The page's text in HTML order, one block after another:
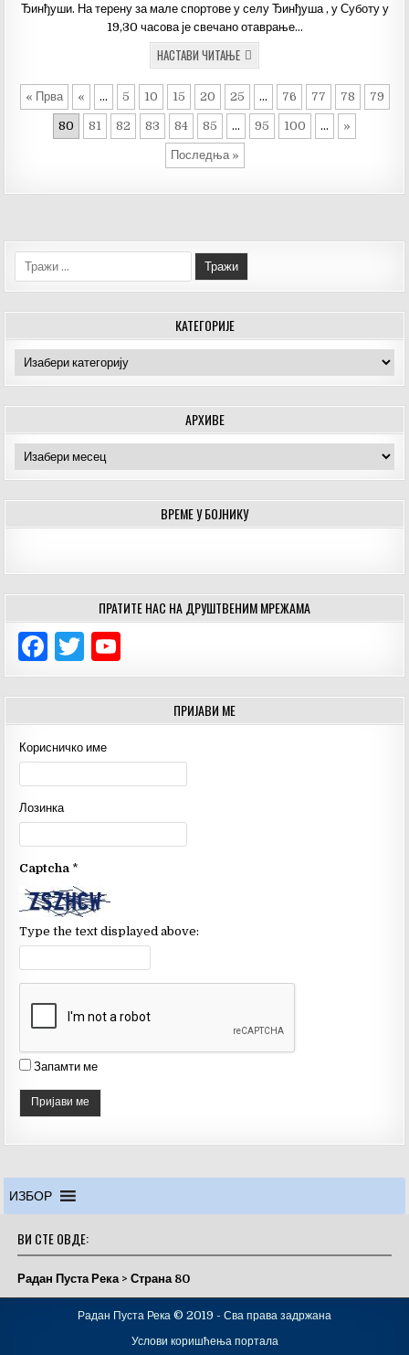
Ђинђуши. На терену за мале спортове у селу Ђинђуша , у Суботу у
19,30 часова је свечано отаврање…
НАСТАВИ ЧИТАЊЕИЗВУЧЕНИ
ПАРОВИ
ЛИГЕ
2020
–
ПРВО
КОЛО
У
« Прва « ... 5 10 15 20 25 ... 76 77 78 79
80 81 82 83 84 85 ... 95 100 ... »
Последња »
Тражи:
КАТЕГОРИЈЕ
Категорије
АРХИВЕ
Архиве
ВРЕМЕ У БОЈНИКУ
ПРАТИТЕ НАС НА ДРУШТВЕНИМ МРЕЖАМА
F
a
c
e
b
o
o
k
T
w
it
te
r
o
u
T
u
b
e
C
n
n
ПРИЈАВИ МЕ
Корисничко име
Лозинка
Captcha *
Type the text displayed above:
Запамти ме
ИЗБОР
ВИ СТЕ ОВДЕ:
Радан Пуста Река >Страна 80
Радан Пуста Река © 2019 - Сва права задржана
Услови коришћења портала